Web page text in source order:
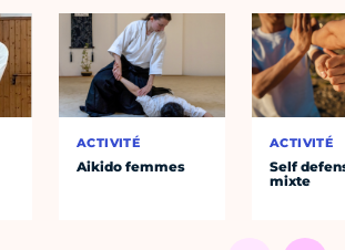
ACTIVITÉ
Aikido femmes
ACTIVITÉ
Self
mixte